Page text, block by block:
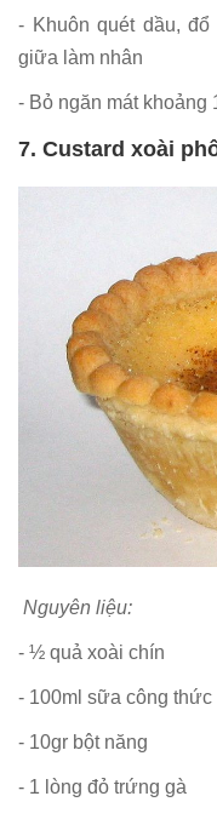
- Khuôn quét dầu,
giữa làm nhân
- Bỏ ngăn mát khoảng
7. Custard xoài
Nguyên liệu:
- ½ quả xoài chín
- 100ml sữa công thức
- 10gr bột năng
- 1 lòng đỏ trứng gà